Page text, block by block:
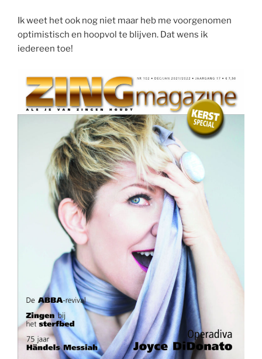
Ik weet het ook nog niet maar heb me voorgenomen
optimistisch en hoopvol te blijven. Dat wens ik
iedereen toe!